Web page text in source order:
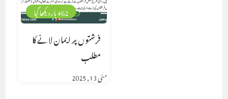
462 بار دیکھا گیا
فرشتوں پر ایمان لانے کا
مطلب
مئی 13, 2025